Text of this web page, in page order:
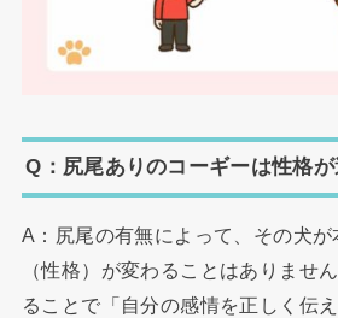
Q：尻尾ありのコーギーは性格が
A：尻尾の有無によって、その犬
（性格）が変わることはありませ
ることで「自分の感情を正しく伝